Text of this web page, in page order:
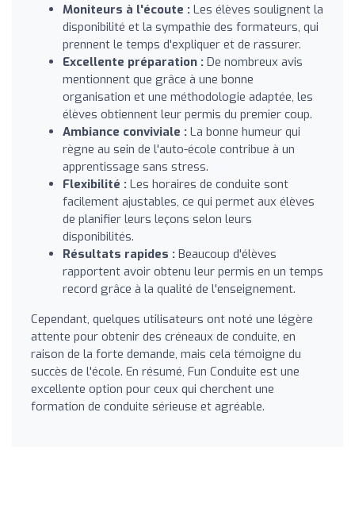
Moniteurs à l'écoute : Les élèves soulignent la
disponibilité et la sympathie des formateurs, qui
prennent le temps d'expliquer et de rassurer.
Excellente préparation : De nombreux avis
mentionnent que grâce à une bonne
organisation et une méthodologie adaptée, les
élèves obtiennent leur permis du premier coup.
Ambiance conviviale : La bonne humeur qui
règne au sein de l'auto-école contribue à un
apprentissage sans stress.
Flexibilité : Les horaires de conduite sont
facilement ajustables, ce qui permet aux élèves
de planifier leurs leçons selon leurs
disponibilités.
Résultats rapides : Beaucoup d'élèves
rapportent avoir obtenu leur permis en un temps
record grâce à la qualité de l'enseignement.
Cependant, quelques utilisateurs ont noté une légère
attente pour obtenir des créneaux de conduite, en
raison de la forte demande, mais cela témoigne du
succès de l'école. En résumé, Fun Conduite est une
excellente option pour ceux qui cherchent une
formation de conduite sérieuse et agréable.